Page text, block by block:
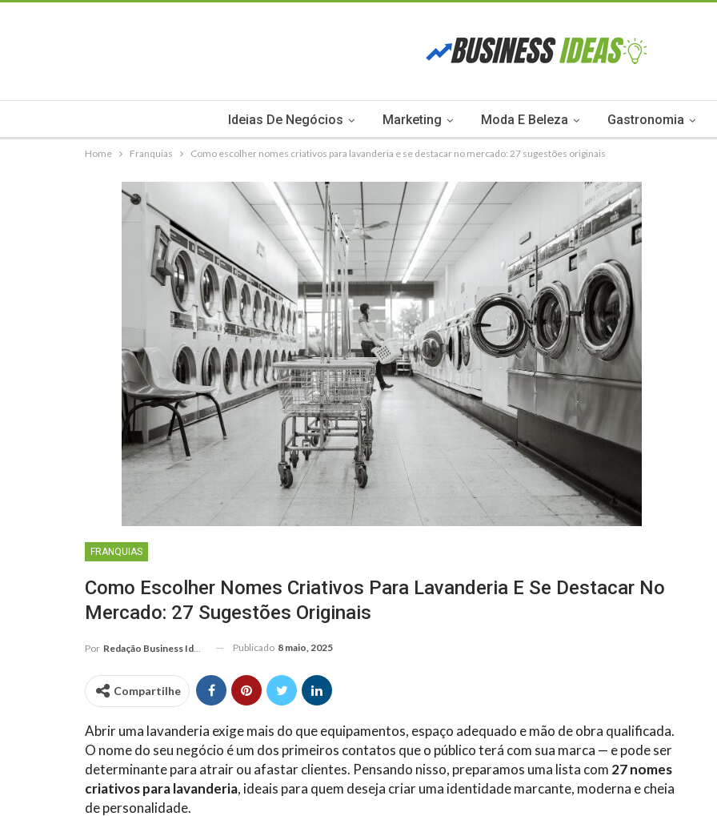
Ideias De Negócios Marketing Moda E Beleza Gastronomia
Home Franquias Como escolher nomes criativos para lavanderia e se destacar no mercado: 27 sugestões originais
FRANQUIAS
Como Escolher Nomes Criativos Para Lavanderia E Se Destacar No
Mercado: 27 Sugestões Originais
Por Redação Business Ideas Publicado 8 maio, 2025
Compartilhe
Abrir uma lavanderia exige mais do que equipamentos, espaço adequado e mão de obra qualificada.
O nome do seu negócio é um dos primeiros contatos que o público terá com sua marca — e pode ser
determinante para atrair ou afastar clientes. Pensando nisso, preparamos uma lista com 27 nomes
criativos para lavanderia, ideais para quem deseja criar uma identidade marcante, moderna e cheia
de personalidade.